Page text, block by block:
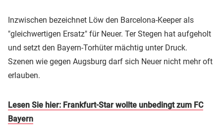
Inzwischen bezeichnet Löw den Barcelona-Keeper als
"gleichwertigen Ersatz" für Neuer. Ter Stegen hat aufgeholt
und setzt den Bayern-Torhüter mächtig unter Druck.
Szenen wie gegen Augsburg darf sich Neuer nicht mehr oft
erlauben.
Lesen Sie hier: Frankfurt-Star wollte unbedingt zum FC
Bayern